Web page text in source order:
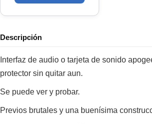
Descripción
Interfaz de audio o tarjeta de sonido
protector sin quitar aun.
Se puede ver y probar.
Previos brutales y una buenísima